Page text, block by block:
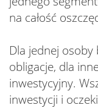
na całość
Dla jednej
obligacje, dla
inwestycyjny.
inwestycji i